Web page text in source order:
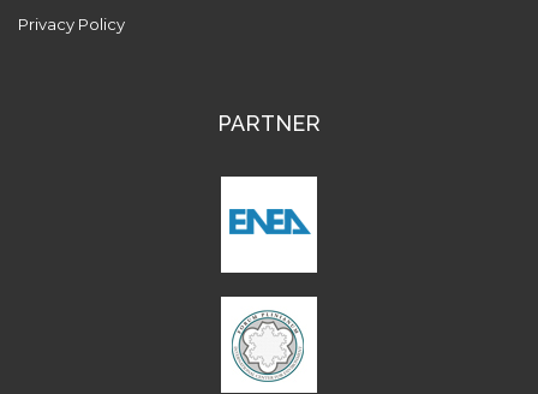
Privacy Policy
PARTNER